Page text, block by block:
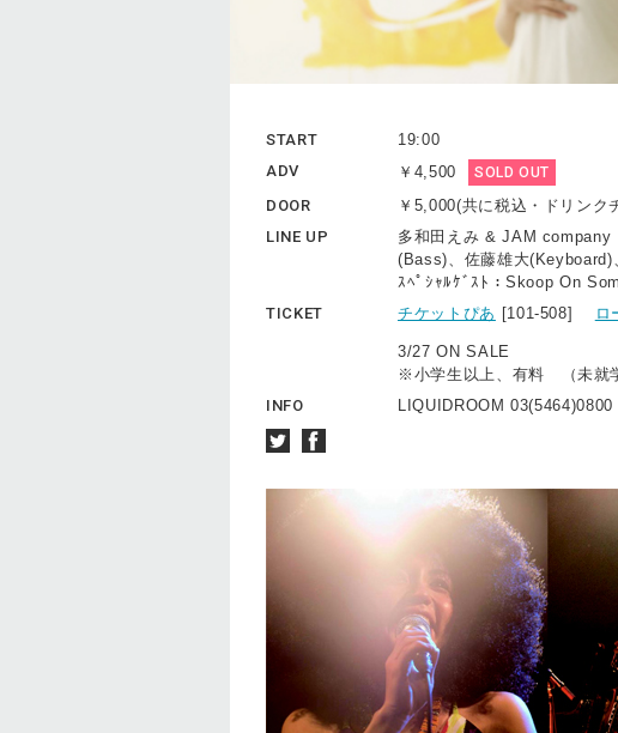
START
19:00
ADV
￥4,500 SOLD OUT
DOOR ￥5,000(共に税込・ドリンク
LINE UP
多和田えみ & JAM company
(Bass)、佐藤雄大
ｽﾍﾟｼｬﾙｹﾞｽﾄ：Skoop On
TICKET
チケットぴあ [101-508] ロ
3/27 ON SALE
※小学生以上、有料 （未就
INFO
LIQUIDROOM 03(5464)0800